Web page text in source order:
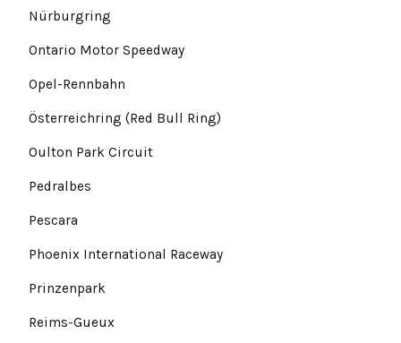
Nürburgring
Ontario Motor Speedway
Opel-Rennbahn
Österreichring (Red Bull Ring)
Oulton Park Circuit
Pedralbes
Pescara
Phoenix International Raceway
Prinzenpark
Reims-Gueux